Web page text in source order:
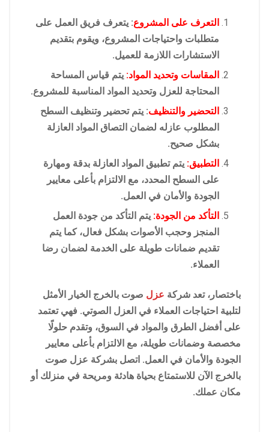
التعرف على المشروع: يتعرف فريق العمل على
متطلبات واحتياجات المشروع، ويقوم بتقديم
الاستشارات اللازمة للعميل.
المقاسات وتحديد المواد: يتم قياس المساحة
المحتاجة للعزل وتحديد المواد المناسبة للمشروع.
التحضير والتنظيف: يتم تحضير وتنظيف السطح
المطلوب عازله لضمان التصاق المواد العازلة
بشكل صحيح.
التطبيق: يتم تطبيق المواد العازلة بدقة ومهارة
على السطح المحدد، مع الالتزام بأعلى معايير
الجودة والأمان في العمل.
التأكد من الجودة: يتم التأكد من جودة العمل
المنجز وحجب الأصوات بشكل فعال، كما يتم
تقديم ضمانات طويلة على الخدمة لضمان رضا
العملاء.
باختصار، تعد شركة عزل صوت بالخرج الخيار الأمثل
لتلبية احتياجات العملاء في العزل الصوتي. فهي تعتمد
على أفضل الطرق والمواد في السوق، وتقدم حلولًا
مخصصة وضمانات طويلة، مع الالتزام بأعلى معايير
الجودة والأمان في العمل. اتصل بشركة عزل صوت
بالخرج الآن للاستمتاع بحياة هادئة ومريحة في منزلك أو
مكان عملك.